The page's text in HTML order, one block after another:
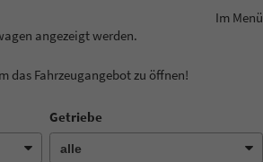
aus! Im Menü
angezeigt werden.
das Fahrzeugangebot zu öffnen!
Getriebe